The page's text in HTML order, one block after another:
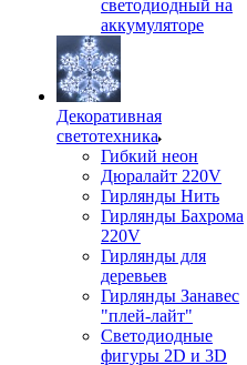
светодиодный на
аккумуляторе
Декоративная
светотехника
Гибкий неон
Дюралайт 220V
Гирлянды Нить
Гирлянды Бахрома
220V
Гирлянды для
деревьев
Гирлянды Занавес
"плей-лайт"
Светодиодные
фигуры 2D и 3D